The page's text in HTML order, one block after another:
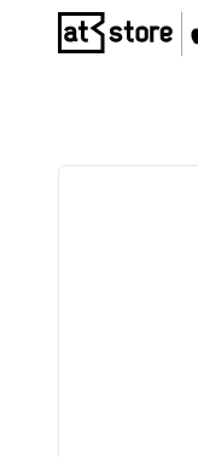
Posjetite početnu